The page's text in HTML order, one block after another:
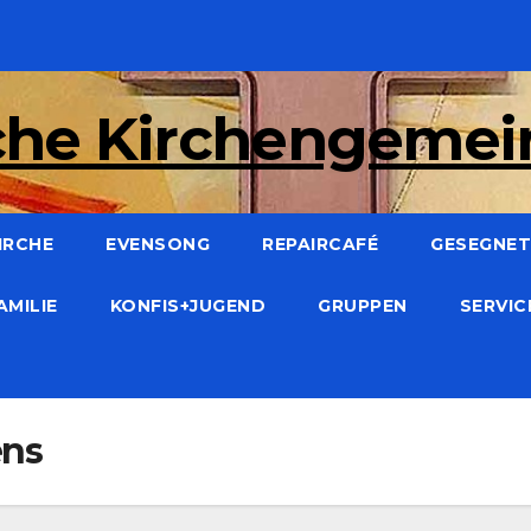
EVENSONG REPAIRCAFÉ
KONFIS+JUGEND GRUPPEN